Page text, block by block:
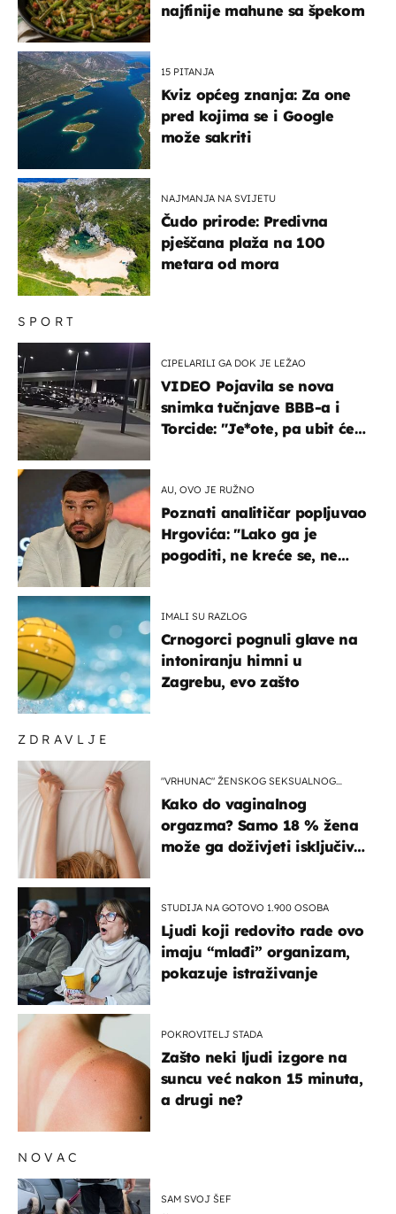
ZDRAVLJE
"VRHUNAC" ŽENSKOG SEKSUALNOG
Kako do vaginalnog
orgazma? Samo 18 % žena
može ga doživjeti isključivo
STUDIJA NA GOTOVO 1.900 OSOBA
Ljudi koji redovito rade ovo
imaju “mlađi” organizam,
pokazuje istraživanje
POKROVITELJ STADA
Zašto neki ljudi izgore na
suncu već nakon 15 minuta,
a drugi ne?
SPORT
CIPELARILI GA DOK JE LEŽAO
VIDEO Pojavila se nova
snimka tučnjave BBB-a i
Torcide: "Je*ote, pa ubit će
AU, OVO JE RUŽNO
Poznati analitičar popljuvao
Hrgovića: "Lako ga je
pogoditi, ne kreće se, ne
IMALI SU RAZLOG
Crnogorci pognuli glave na
intoniranju himni u
Zagrebu, evo zašto
najfinije mahune sa špekom
15 PITANJA
Kviz općeg znanja: Za one
pred kojima se i Google
može sakriti
NAJMANJA NA SVIJETU
Čudo prirode: Predivna
pješčana plaža na 100
metara od mora
NOVAC
SAM SVOJ ŠEF